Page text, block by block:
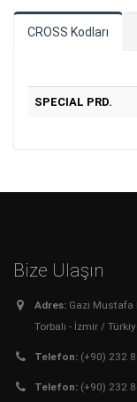
CROSS Kodları
SPECIAL PRD.
Bize Ulaşın
Adres: Gazi Mustafa
Torbalı - İzmir /
Telefon: (+90) 232
Telefon: (+90) 232